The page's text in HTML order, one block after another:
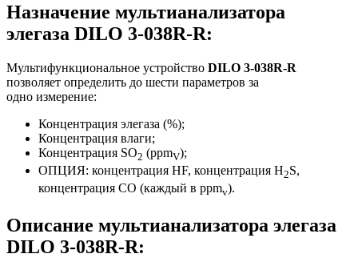
Назначение мультианализатора
элегаза DILO 3-038R-R:
Мультифункциональное устройство DILO 3-038R-R
позволяет определить до шести параметров за
одно измерение:
Концентрация элегаза (%);
Концентрация влаги;
Концентрация SO2 (ppmV);
ОПЦИЯ: концентрация HF, концентрация H2S,
концентрация CO (каждый в ppmv).
Описание мультианализатора элегаза
DILO 3-038R-R: